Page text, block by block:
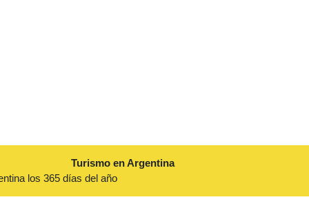
Turismo en Argentina
los 365 días del año